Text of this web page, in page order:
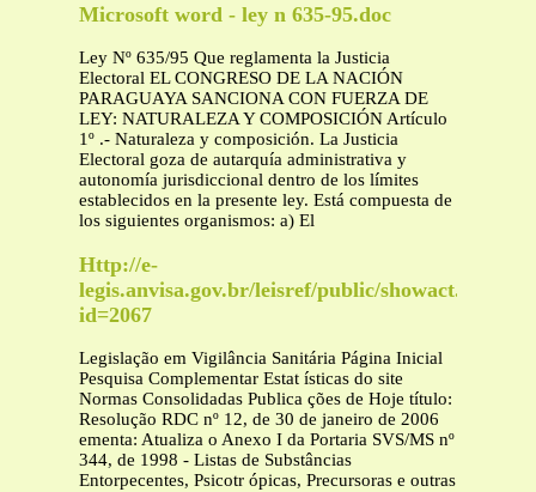
Microsoft word - ley n 635-95.doc
Ley Nº 635/95 Que reglamenta la Justicia
Electoral EL CONGRESO DE LA NACIÓN
PARAGUAYA SANCIONA CON FUERZA DE
LEY: NATURALEZA Y COMPOSICIÓN Artículo
1º .- Naturaleza y composición. La Justicia
Electoral goza de autarquía administrativa y
autonomía jurisdiccional dentro de los límites
establecidos en la presente ley. Está compuesta de
los siguientes organismos: a) El
Http://e-
legis.anvisa.gov.br/leisref/public/showact.php?
id=2067
Legislação em Vigilância Sanitária Página Inicial
Pesquisa Complementar Estat ísticas do site
Normas Consolidadas Publica ções de Hoje título:
Resolução RDC nº 12, de 30 de janeiro de 2006
ementa: Atualiza o Anexo I da Portaria SVS/MS nº
344, de 1998 - Listas de Substâncias
Entorpecentes, Psicotr ópicas, Precursoras e outras